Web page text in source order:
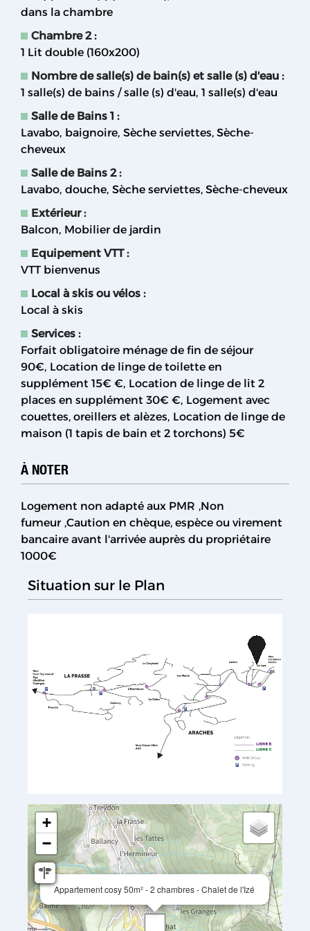
dans la chambre
Chambre 2:
1 Lit double (160x200)
Nombre de salle(s) de bain(s) et salle (s) d'eau :
1 salle(s) de bains / salle (s) d'eau 1 salle(s) d'eau
Salle de Bains 1 :
Lavabo baignoire Sèche serviettes Sèche-
cheveux
Salle de Bains 2:
Lavabo douche Sèche serviettes Sèche-cheveux
Extérieur:
Balcon Mobilier de jardin
Equipement VTT:
VTT bienvenus
Local à skis ou vélos :
Local à skis
Services :
Forfait obligatoire ménage de fin de séjour
90€ Location de linge de toilette en
supplément 15€ € Location de linge de lit 2
places en supplément 30€ € Logement avec
couettes, oreillers et alèzes Location de linge de
maison (1 tapis de bain et 2 torchons) 5€
À NOTER
Logement non adapté aux PMR Non
fumeur Caution en chèque, espèce ou virement
bancaire avant l'arrivée auprès du propriétaire
1000€
Situation sur le Plan
Appartement cosy 50m² - 2 chambres - Chalet de l'Izé
+
−